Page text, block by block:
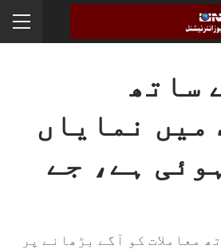
ساتھ
میں نمایاں
ہے، جے
معاملات کو آگے بڑھانے پر